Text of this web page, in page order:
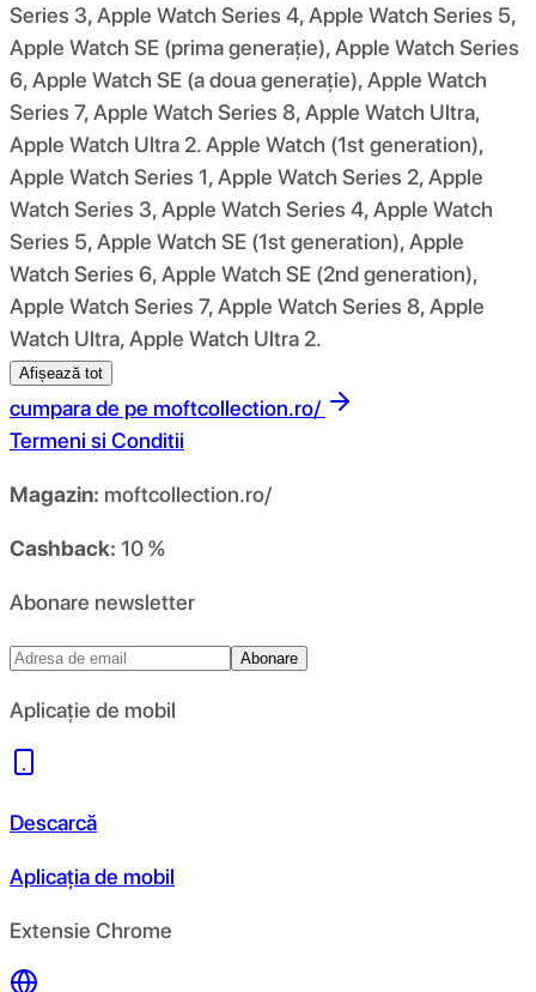
Series 3, Apple Watch Series 4, Apple Watch Series 5,
Apple Watch SE (prima generație), Apple Watch Series
6, Apple Watch SE (a doua generație), Apple Watch
Series 7, Apple Watch Series 8, Apple Watch Ultra,
Apple Watch Ultra 2. Apple Watch (1st generation),
Apple Watch Series 1, Apple Watch Series 2, Apple
Watch Series 3, Apple Watch Series 4, Apple Watch
Series 5, Apple Watch SE (1st generation), Apple
Watch Series 6, Apple Watch SE (2nd generation),
Apple Watch Series 7, Apple Watch Series 8, Apple
Watch Ultra, Apple Watch Ultra 2.
Afișează tot
cumpara de pe moftcollection.ro/
Termeni si Conditii
Magazin: moftcollection.ro/
Cashback: 10 %
Abonare newsletter
Abonare
Aplicație de mobil
Descarcă
Aplicația de mobil
Extensie Chrome